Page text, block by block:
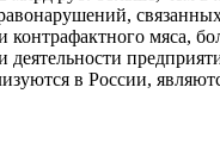
мяса,
в России,